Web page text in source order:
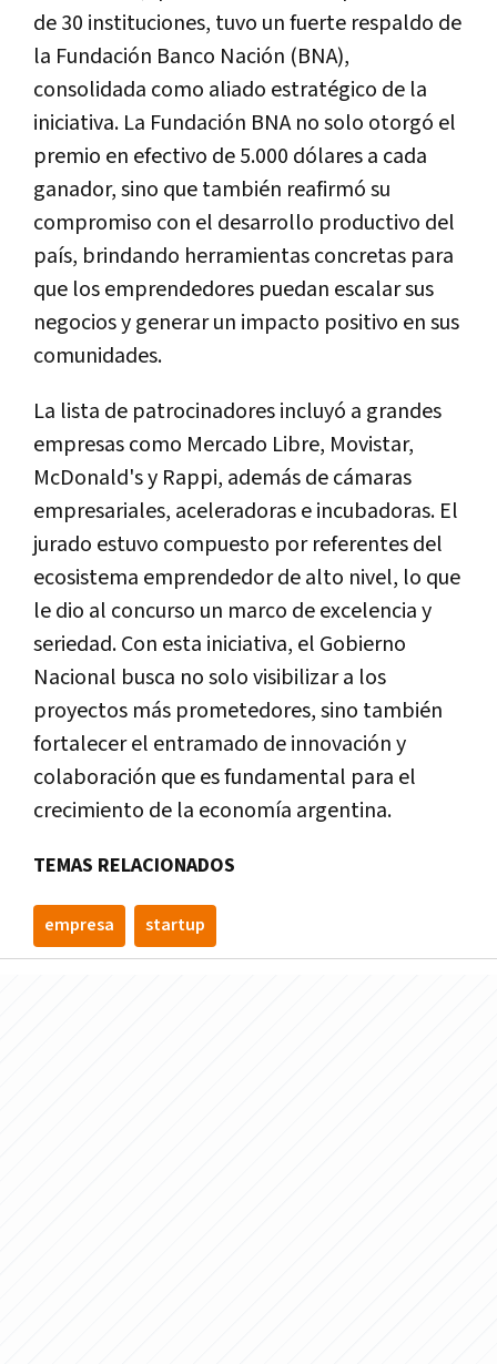
de 30 instituciones, tuvo un fuerte respaldo de
la Fundación Banco Nación (BNA),
consolidada como aliado estratégico de la
iniciativa. La Fundación BNA no solo otorgó el
premio en efectivo de 5.000 dólares a cada
ganador, sino que también reafirmó su
compromiso con el desarrollo productivo del
país, brindando herramientas concretas para
que los emprendedores puedan escalar sus
negocios y generar un impacto positivo en sus
comunidades.
La lista de patrocinadores incluyó a grandes
empresas como Mercado Libre, Movistar,
McDonald's y Rappi, además de cámaras
empresariales, aceleradoras e incubadoras. El
jurado estuvo compuesto por referentes del
ecosistema emprendedor de alto nivel, lo que
le dio al concurso un marco de excelencia y
seriedad. Con esta iniciativa, el Gobierno
Nacional busca no solo visibilizar a los
proyectos más prometedores, sino también
fortalecer el entramado de innovación y
colaboración que es fundamental para el
crecimiento de la economía argentina.
TEMAS RELACIONADOS
empresa startup